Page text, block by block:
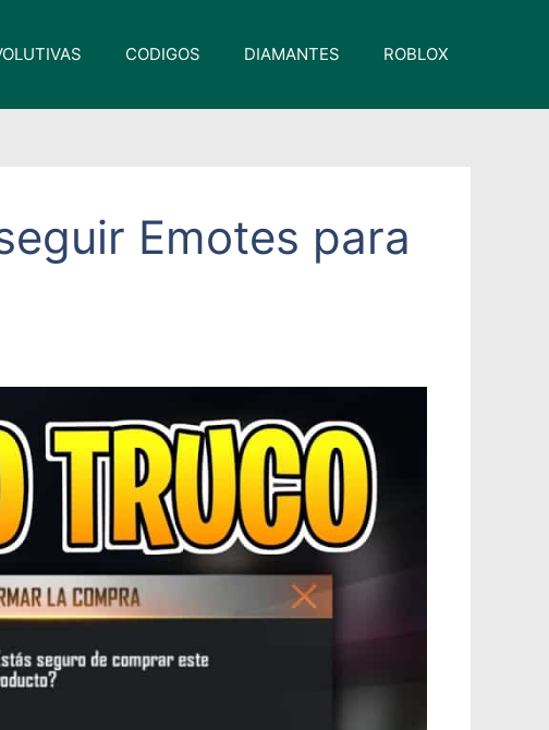
CODIGOS DIAMANTES ROBLOX
Emotes para